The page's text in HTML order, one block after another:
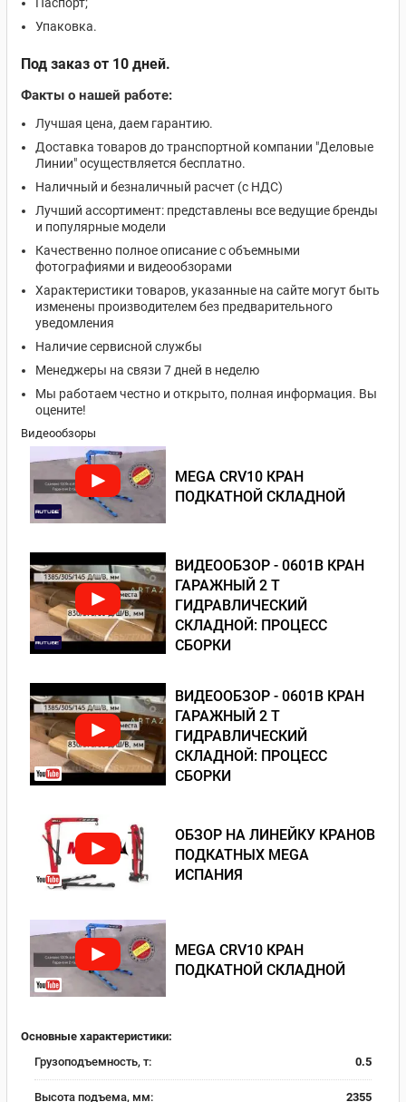
Упаковка.
Под заказ от 10 дней.
Факты о нашей работе:
Лучшая цена, даем гарантию.
Доставка товаров до транспортной компании "Деловые
Линии" осуществляется бесплатно.
Наличный и безналичный расчет (с НДС)
Лучший ассортимент: представлены все ведущие бренды
и популярные модели
Качественно полное описание с объемными
фотографиями и видеообзорами
Характеристики товаров, указанные на сайте могут быть
изменены производителем без предварительного
уведомления
Наличие сервисной службы
Менеджеры на связи 7 дней в неделю
Мы работаем честно и открыто, полная информация. Вы
оцените!
Видеообзоры
MEGA CRV10 КРАН
ПОДКАТНОЙ СКЛАДНОЙ
ВИДЕООБЗОР - 0601В КРАН
ГАРАЖНЫЙ 2 Т
ГИДРАВЛИЧЕСКИЙ
СКЛАДНОЙ: ПРОЦЕСС
СБОРКИ
ВИДЕООБЗОР - 0601В КРАН
ГАРАЖНЫЙ 2 Т
ГИДРАВЛИЧЕСКИЙ
СКЛАДНОЙ: ПРОЦЕСС
СБОРКИ
ОБЗОР НА ЛИНЕЙКУ КРАНОВ
ПОДКАТНЫХ MEGA
ИСПАНИЯ
MEGA CRV10 КРАН
ПОДКАТНОЙ СКЛАДНОЙ
Основные характеристики:
Грузоподъемность, т:
0.5
Высота подъема, мм: 2355